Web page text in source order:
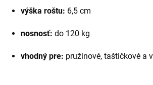
výška roštu: 6,5 cm
nosnosť: do 120 kg
vhodný pre: pružinové, taštičkové a